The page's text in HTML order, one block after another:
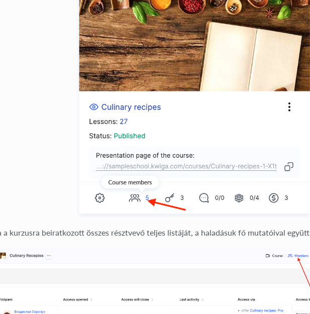
kurzusra beiratkozott összes résztvevő teljes listáját, a haladásuk fő mutatóival együtt.